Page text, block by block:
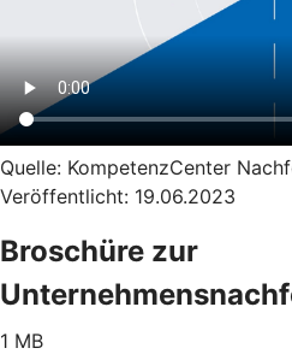
Quelle: KompetenzCenter
Veröffentlicht: 19.06.2023
Broschüre zur
1 MB